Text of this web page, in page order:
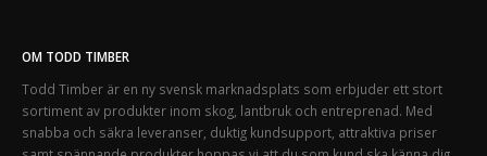
OM TODD TIMBER
Todd Timber är en ny svensk marknadsplats som erbjuder ett stort
sortiment av produkter inom skog, lantbruk och entreprenad. Med
snabba och säkra leveranser, duktig kundsupport, attraktiva priser